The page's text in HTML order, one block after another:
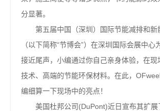
分显著。
第五届中国（深圳）国际节能减排和新
（以下简称“节博会”）在深圳国际会展中心
接近尾声，小编通过你自己亲身体验，在现
技术、高端的节能环保材料。在此，
编细算一下现场中的亮点！
美国杜邦公司(DuPont)近日宣布其扩展